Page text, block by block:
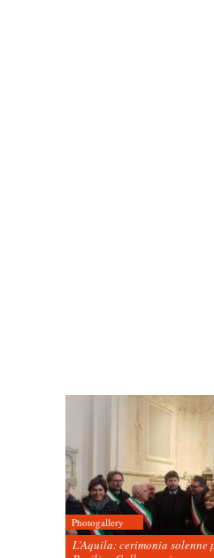
Photogallery
L’Aquila: cerimonia solenne